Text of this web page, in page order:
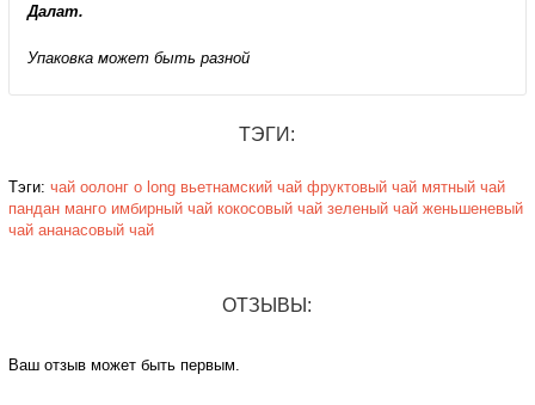
Далат.
Упаковка может быть разной
ТЭГИ:
Тэги: чай оолонг o long вьетнамский чай фруктовый чай мятный чай
пандан манго имбирный чай кокосовый чай зеленый чай женьшеневый
чай ананасовый чай
ОТЗЫВЫ:
Ваш отзыв может быть первым.